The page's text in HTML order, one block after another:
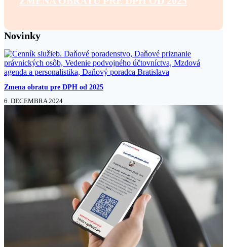
Novinky
Zmena obratu pre DPH od 2025
6. DECEMBRA 2024